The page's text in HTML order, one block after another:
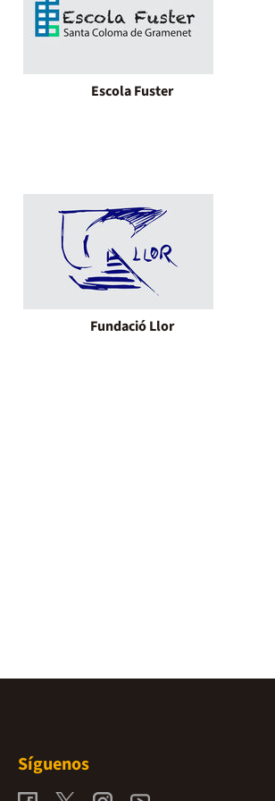
Escola Fuster
Fundació Llor
Síguenos